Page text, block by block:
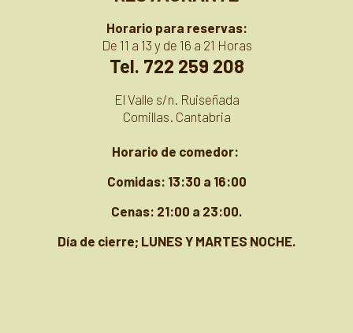
Horario para reservas:
De 11 a 13 y de 16 a 21 Horas
Tel. 722 259 208
El Valle s/n. Ruiseñada
Comillas. Cantabria
Horario de comedor:
Comidas: 13:30 a 16:00
Cenas: 21:00 a 23:00.
Día de cierre; LUNES Y MARTES NOCHE.